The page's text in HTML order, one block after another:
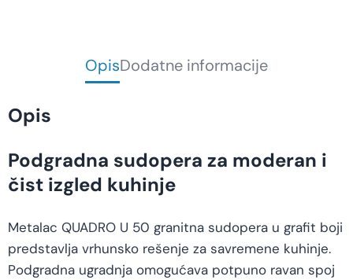
OpisDodatne informacije
Opis
Podgradna sudopera za moderan i
čist izgled kuhinje
Metalac QUADRO U 50 granitna sudopera u grafit boji
predstavlja vrhunsko rešenje za savremene kuhinje.
Podgradna ugradnja omogućava potpuno ravan spoj